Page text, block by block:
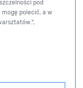
pod
polecić, a w